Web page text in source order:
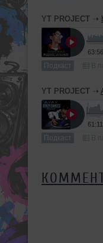
YT PROJECT ➝
63:56
Подкаст
YT PROJECT ➝
61:11
Подкаст